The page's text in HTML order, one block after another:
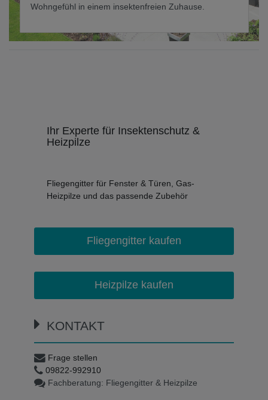
Wohngefühl in einem insektenfreien Zuhause.
Ihr Experte für Insektenschutz &
Heizpilze
Fliegengitter für Fenster & Türen, Gas-
Heizpilze und das passende Zubehör
Fliegengitter kaufen
Heizpilze kaufen
KONTAKT
Frage stellen
09822-992910
Fachberatung: Fliegengitter & Heizpilze